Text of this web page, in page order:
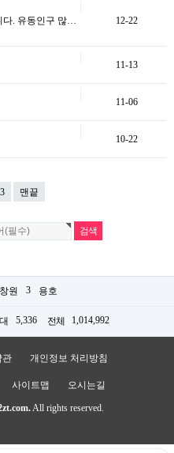
다. 유동인구 많…
12-22
11-13
11-06
10-22
3 맨끝
창원 3 용호
5,336 전체 1,014,992
관 개인정보 처리방침
사이트맵 오시는길
All rights reserved.